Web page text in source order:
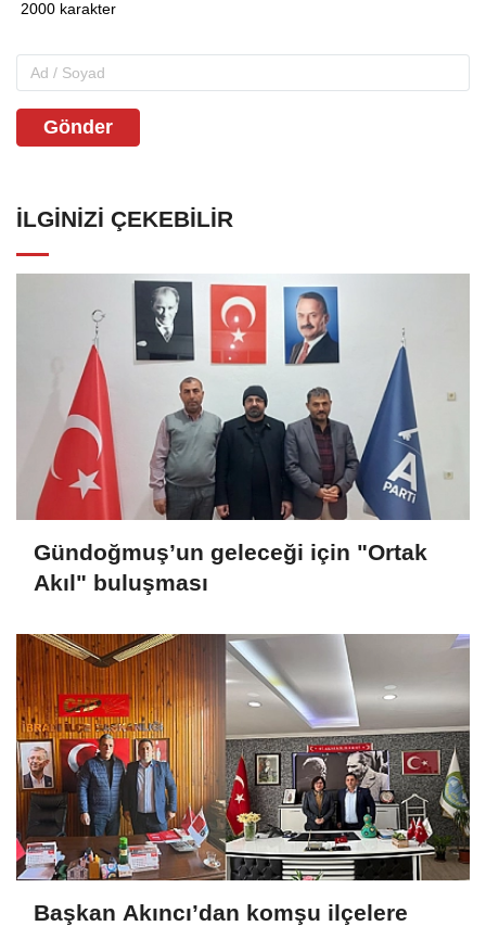
Gönder
İLGINIZI ÇEKEBILIR
Gündoğmuş’un geleceği için "Ortak
Akıl" buluşması
Başkan Akıncı’dan komşu ilçelere